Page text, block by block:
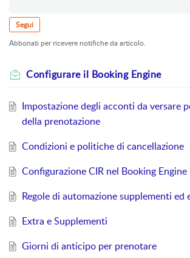
Segui
Abbonati per ricevere notifiche da articolo.
Configurare il Booking Engine
Impostazione degli acconti da versare
della prenotazione
Condizioni e politiche di cancellazione
Configurazione CIR nel Booking Engine
Regole di automazione supplementi
Extra e Supplementi
Giorni di anticipo per prenotare